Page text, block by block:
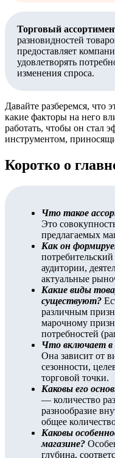
Торговый
разновидностей
предоставляет
удовлетворять
изменения спроса.
Давайте разберемся, что
какие факторы на него
работать, чтобы он стал
инструментом,
Коротко о
Что такое
Это
предлагаемых
Как он
аудитории,
актуальные
Какие виды
существуют?
различным
марочному
потребностей
Что включает в
Она зависит от
сезонности,
торговой точки.
Каковы его
— количество
разнообразие
общее
Каковы
магазине?
глубина,